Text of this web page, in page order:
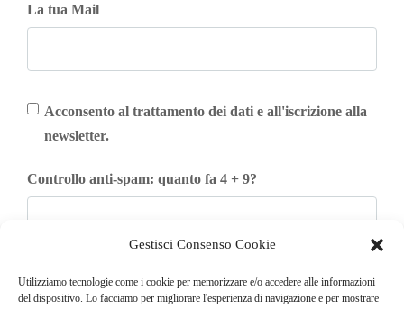
Gestisci Consenso Cookie
Utilizziamo tecnologie come i cookie per memorizzare e/o accedere alle informazioni
del dispositivo. Lo facciamo per migliorare l'esperienza di navigazione e per mostrare
La tua Mail
Acconsento al trattamento dei dati e all'iscrizione alla
newsletter.
Controllo anti-spam: quanto fa 4 + 9?
Iscriviti